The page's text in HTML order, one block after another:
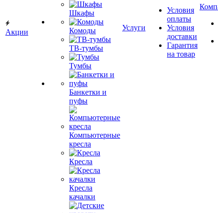
Акции
Шкафы
Комоды
ТВ-тумбы
Тумбы
Банкетки и
пуфы
Компьютерные
кресла
Кресла
Кресла
качалки
Услуги
Условия
оплаты
Условия
доставки
Гарантия
на товар